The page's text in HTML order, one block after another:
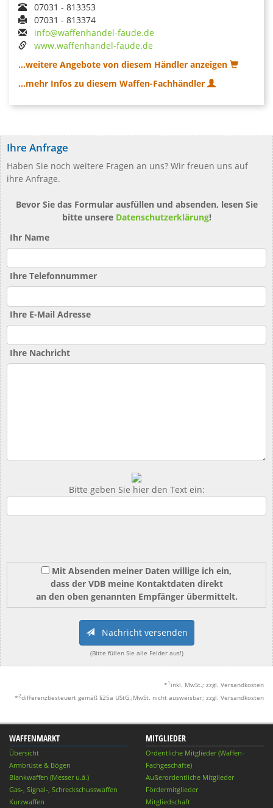
07031 - 813353
07031 - 813374
info@waffenhandel-faude.de
www.waffenhandel-faude.de
...weitere Angebote von diesem Händler anzeigen
...mehr Infos zu diesem Waffen-Fachhändler
Ihre Anfrage
Haben Sie noch weitere Fragen an uns? Wir freuen uns auf
ihre Anfrage.
Bevor Sie das Formular ausfüllen und absenden, lesen Sie
bitte unsere Datenschutzerklärung!
Ihr Name
Ihre Telefonnummer
Ihre E-Mail Adresse
Ihre Nachricht
Bitte geben Sie hier den Text ein:
Mit Absenden meiner Daten willige ich ein,
dass der VDB meine Kontaktdaten direkt
an den oben genannten Empfänger übermittelt.
Nachricht versenden
(Bitte füllen Sie alle Felder aus!)
* 1 inkl. MwSt.; zzgl. Versandkosten
*2differenzbesteuert gemäß §25a UStG.;MwSt. nicht ausweisbar; zzgl. Versandkosten
WAFFENMARKT
Übersicht
Armbrüste & Bögen
Blankwaffen (Messer u.ä.)
Gas-, Signal-, Schreckschusswaffen
Kurzwaffen
MITGLIEDER
Ordentliche Mitglieder (Waffen-
Fachgeschäfte)
Außerordentliche Mitglieder
Fördermitglieder
Mitgliedschaft